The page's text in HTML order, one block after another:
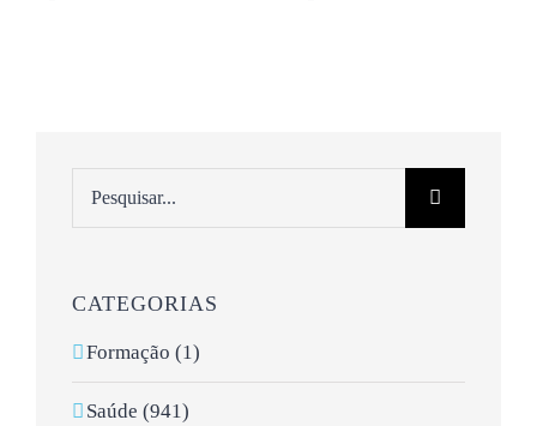
CATEGORIAS
Formação (1)
Saúde (941)